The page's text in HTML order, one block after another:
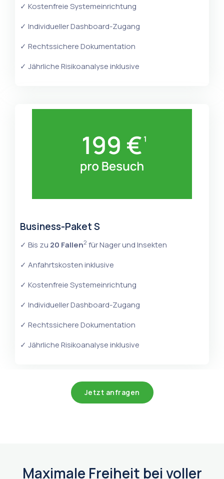
✓ Kostenfreie Systemeinrichtung
✓ Individueller Dashboard-Zugang
✓ Rechtssichere Dokumentation
✓ Jährliche Risikoanalyse inklusive
Business-Paket S
✓ Bis zu 20 Fallen2 für Nager und Insekten
✓ Anfahrtskosten inklusive
✓ Kostenfreie Systemeinrichtung
✓ Individueller Dashboard-Zugang
✓ Rechtssichere Dokumentation
✓ Jährliche Risikoanalyse inklusive
Jetzt anfragen
Maximale Freiheit bei voller